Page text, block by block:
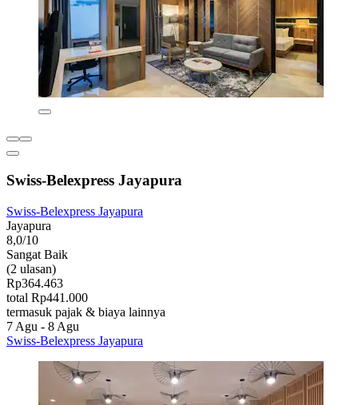
Swiss-Belexpress Jayapura
Swiss-Belexpress Jayapura
Jayapura
8,0/10
Sangat Baik
(2 ulasan)
Rp364.463
total Rp441.000
termasuk pajak & biaya lainnya
7 Agu - 8 Agu
Swiss-Belexpress Jayapura